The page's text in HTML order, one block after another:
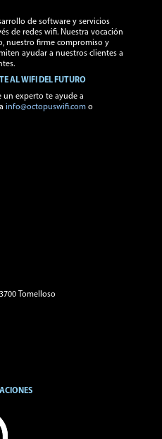
de software y servicios
de redes wifi. Nuestra vocación
nuestro firme compromiso y
ayudar a nuestros clientes a
AL WIFI DEL FUTURO
un experto te ayude a
info@octopuswifi.como
Tomelloso